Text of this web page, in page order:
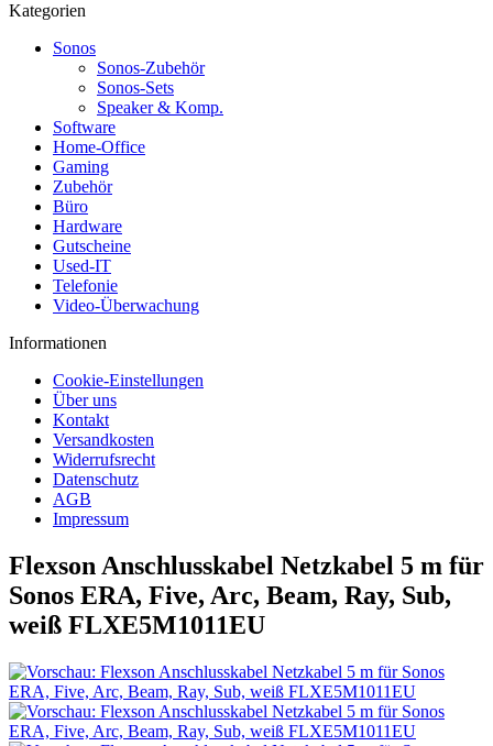
Kategorien
Sonos
Sonos-Zubehör
Sonos-Sets
Speaker & Komp.
Software
Home-Office
Gaming
Zubehör
Büro
Hardware
Gutscheine
Used-IT
Telefonie
Video-Überwachung
Informationen
Cookie-Einstellungen
Über uns
Kontakt
Versandkosten
Widerrufsrecht
Datenschutz
AGB
Impressum
Flexson Anschlusskabel Netzkabel 5 m für
Sonos ERA, Five, Arc, Beam, Ray, Sub,
weiß FLXE5M1011EU